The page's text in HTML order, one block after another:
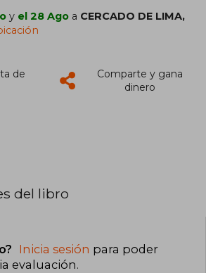
y el 28 Ago a CERCADO DE LIMA,
de
Comparte y gana
dinero
del libro
Inicia sesión para poder
evaluación.